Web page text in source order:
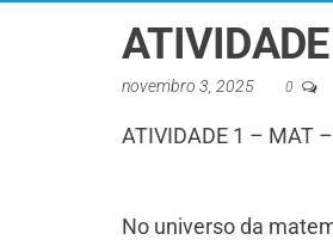
novembro 3, 2025 0
ATIVIDADE 1 – MAT
No universo da